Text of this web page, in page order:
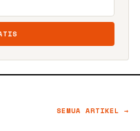
SEMUA ARTIKEL →